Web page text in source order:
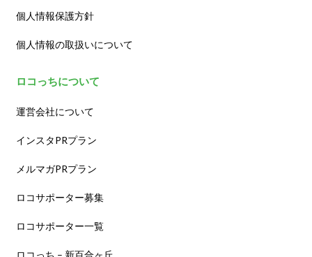
個人情報保護方針
個人情報の取扱いについて
ロコっちについて
運営会社について
インスタPRプラン
メルマガPRプラン
ロコサポーター募集
ロコサポーター一覧
ロコっち – 新百合ヶ丘